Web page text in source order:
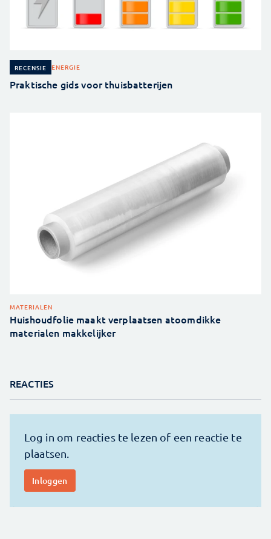
RECENSIE ENERGIE
Praktische gids voor thuisbatterijen
MATERIALEN
Huishoudfolie maakt verplaatsen atoomdikke
materialen makkelijker
REACTIES